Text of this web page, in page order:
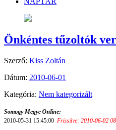
Önkéntes tűzoltók
Szerző: Kiss Zoltán
Dátum: 2010-06-01
Kategória: Nem kategorizált
Somogy Megye Online:
2010-05-31 15:45:00 Frissítve: 2010-06-02